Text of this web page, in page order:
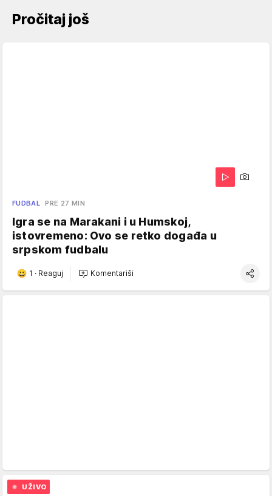
Pročitaj još
FUDBAL PRE 27 MIN
Igra se na Marakani i u Humskoj,
istovremeno: Ovo se retko događa u
srpskom fudbalu
1 · Reaguj Komentariši
UŽIVO